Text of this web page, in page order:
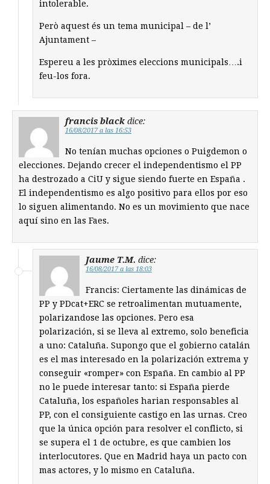
intolerable.
Però aquest és un tema municipal – de l’
Ajuntament –
Espereu a les pròximes eleccions municipals….i
feu-los fora.
francis black dice:
16/08/2017 a las 16:53
No tenían muchas opciones o Puigdemon o
elecciones. Dejando crecer el independentismo el PP
ha destrozado a CiU y sigue siendo fuerte en España .
El independentismo es algo positivo para ellos por eso
lo siguen alimentando. No es un movimiento que nace
aquí sino en las Faes.
Jaume T.M. dice:
16/08/2017 a las 18:03
Francis: Ciertamente las dinámicas de
PP y PDcat+ERC se retroalimentan mutuamente,
polarizandose las opciones. Pero esa
polarización, si se lleva al extremo, solo beneficia
a uno: Cataluña. Supongo que el gobierno catalán
es el mas interesado en la polarización extrema y
conseguir «romper» con España. En cambio al PP
no le puede interesar tanto: si España pierde
Cataluña, los españoles harian responsables al
PP, con el consiguiente castigo en las urnas. Creo
que la única opción para resolver el conflicto, si
se supera el 1 de octubre, es que cambien los
interlocutores. Que en Madrid haya un pacto con
mas actores, y lo mismo en Cataluña.